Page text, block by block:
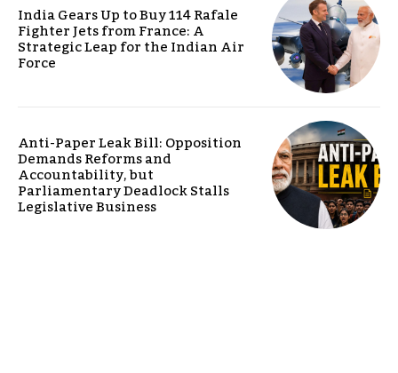
India Gears Up to Buy 114 Rafale
Fighter Jets from France: A
Strategic Leap for the Indian Air
Force
Anti-Paper Leak Bill: Opposition
Demands Reforms and
Accountability, but
Parliamentary Deadlock Stalls
Legislative Business